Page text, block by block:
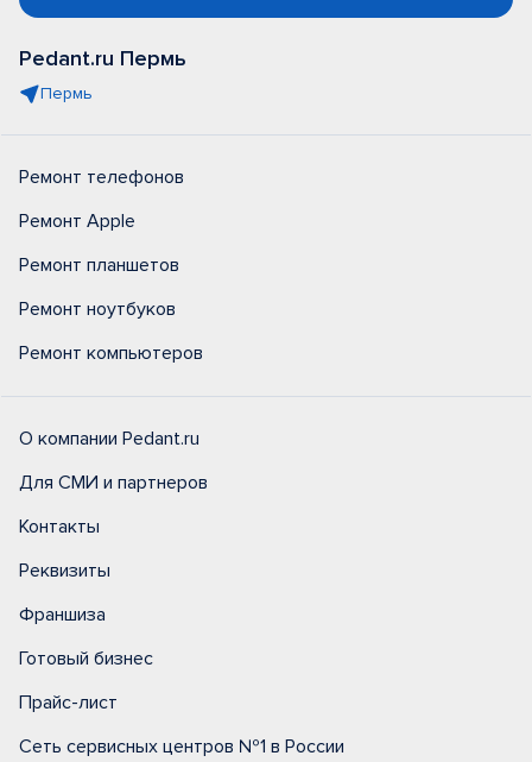
Pedant.ru Пермь
Пермь
Ремонт телефонов
Ремонт Apple
Ремонт планшетов
Ремонт ноутбуков
Ремонт компьютеров
О компании Pedant.ru
Для СМИ и партнеров
Контакты
Реквизиты
Франшиза
Готовый бизнес
Прайс-лист
Сеть сервисных центров №1 в России